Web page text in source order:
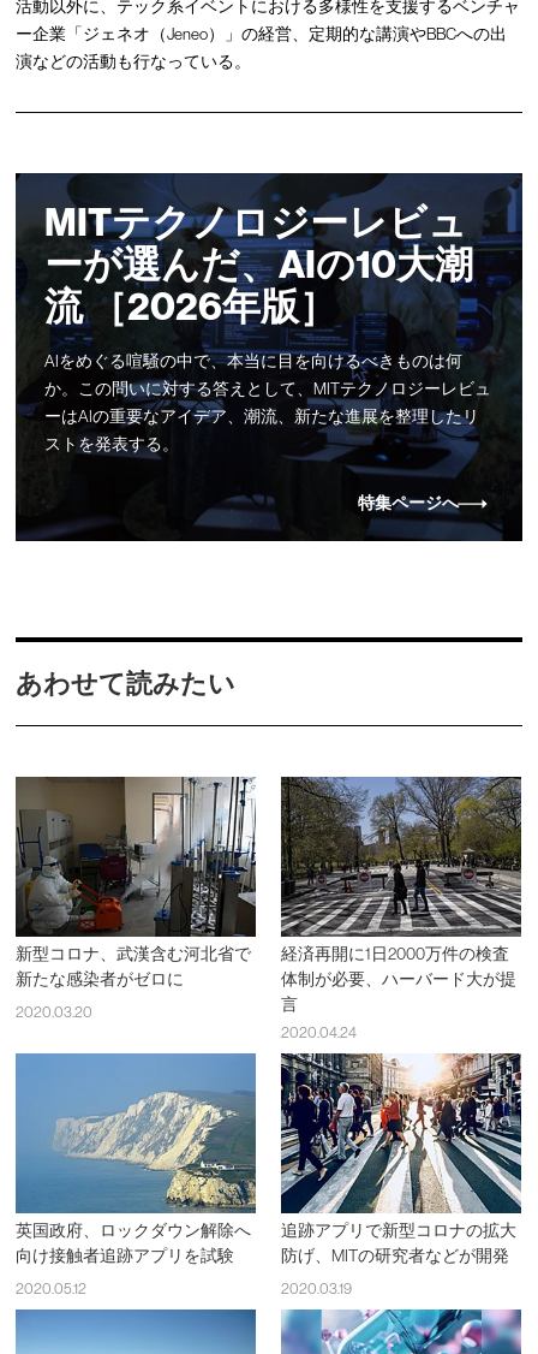
活動以外に、テック系イベントにおける多様性を支援するベンチャ
ー企業「ジェネオ（Jeneo）」の経営、定期的な講演やBBCへの出
演などの活動も行なっている。
MITテクノロジーレビュ
ーが選んだ、AIの10大潮
流 ［2026年版］
AIをめぐる喧騒の中で、本当に目を向けるべきものは何
か。この問いに対する答えとして、MITテクノロジーレビュ
ーはAIの重要なアイデア、潮流、新たな進展を整理したリ
ストを発表する。
特集ページへ
あわせて読みたい
新型コロナ、武漢含む河北省で
新たな感染者がゼロに
2020.03.20
経済再開に1日2000万件の検査
体制が必要、ハーバード大が提
言
2020.04.24
英国政府、ロックダウン解除へ
向け接触者追跡アプリを試験
2020.05.12
追跡アプリで新型コロナの拡大
防げ、MITの研究者などが開発
2020.03.19